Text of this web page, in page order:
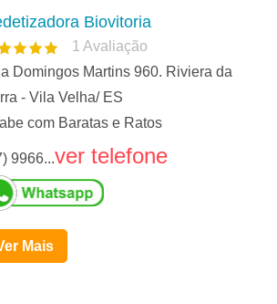
Biovitoria
1 Avaliação
Domingos Martins 960. Riviera da
- Vila Velha/ ES
com Baratas e Ratos
9966...ver telefone
Mais